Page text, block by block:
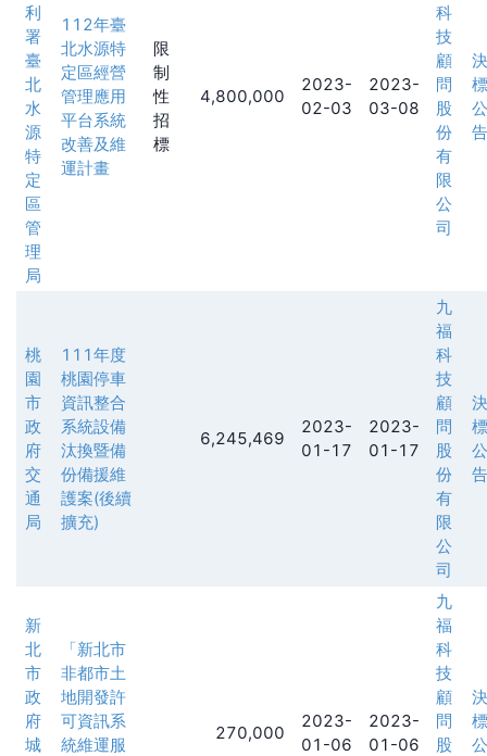
利
署
臺
北
水
源
特
定
區
管
理
局
112年臺
北水源特
定區經營
管理應用
平台系統
改善及維
運計畫
限
制
性
招
標
4,800,000
2023-
02-03
2023-
03-08
科
技
顧
問
股
份
有
限
公
司
決
標
公
告
桃
園
市
政
府
交
通
局
111年度
桃園停車
資訊整合
系統設備
汰換暨備
份備援維
護案(後續
擴充)
6,245,469
2023-
01-17
2023-
01-17
九
福
科
技
顧
問
股
份
有
限
公
司
決
標
公
告
新
北
市
政
府
城
「新北市
非都市土
地開發許
可資訊系
統維運服
270,000
2023-
01-06
2023-
01-06
九
福
科
技
顧
問
股
決
標
公